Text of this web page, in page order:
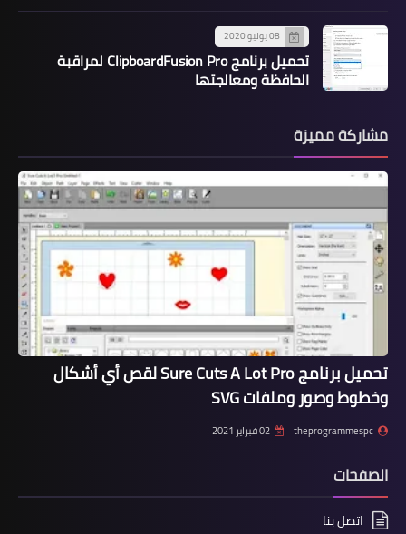
08 يوليو 2020
تحميل برنامج ClipboardFusion Pro لمراقبة
الحافظة ومعالجتها
مشاركة مميزة
تحميل برنامج Sure Cuts A Lot Pro لقص أي أشكال
وخطوط وصور وملفات SVG
theprogrammespc 02 فبراير 2021
الصفحات
اتصل بنا